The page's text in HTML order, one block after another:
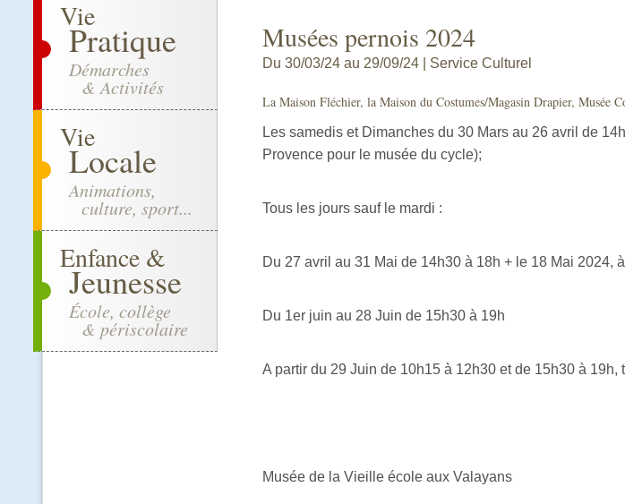
Vie
Pratique
Démarches
& Activités
Vie
Locale
Animations,
culture, sport...
Enfance &
Jeunesse
École, collège
& périscolaire
Musées pernois 2024
Du 30/03/24 au 29/09/24 | Service Culturel
La Maison Fléchier, la Maison du Costumes/Magasin Drapier, Musée
Les samedis et Dimanches du 30 Mars au 26 avril de
Provence pour le musée du cycle);
Tous les jours sauf le mardi :
Du 27 avril au 31 Mai de 14h30 à 18h + le 18 Mai 2024,
Du 1er juin au 28 Juin de 15h30 à 19h
A partir du 29 Juin de 10h15 à 12h30 et de 15h30 à
Musée de la Vieille école aux Valayans